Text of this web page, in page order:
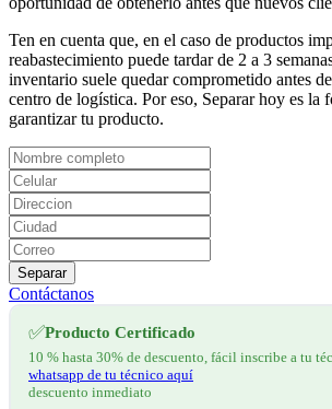
Ten en cuenta que, en el caso de productos
reabastecimiento puede tardar de 2 a 3
inventario suele quedar comprometido antes
centro de logística. Por eso, Separar hoy es la
garantizar tu producto.
Separar
Contáctanos
✅Producto Certificado
10 % hasta 30% de descuento, fácil inscribe a tu
whatsapp de tu técnico aquí
descuento inmediato